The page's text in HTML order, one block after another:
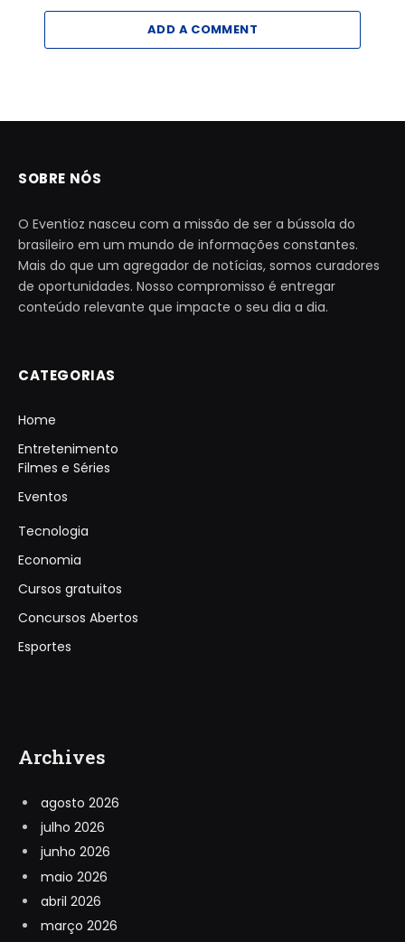
ADD A COMMENT
SOBRE NÓS
O Eventioz nasceu com a missão de ser a bússola do
brasileiro em um mundo de informações constantes.
Mais do que um agregador de notícias, somos curadores
de oportunidades. Nosso compromisso é entregar
conteúdo relevante que impacte o seu dia a dia.
CATEGORIAS
Home
Entretenimento
Filmes e Séries
Eventos
Tecnologia
Economia
Cursos gratuitos
Concursos Abertos
Esportes
Archives
agosto 2026
julho 2026
junho 2026
maio 2026
abril 2026
março 2026